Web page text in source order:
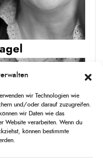
wir Technologien wie
und/oder darauf zuzugreifen.
wir Daten wie das
Website verarbeiten. Wenn du
können bestimmte
Kontinenten gelebt
und berichtet
sie erlebt – als Journalistin,